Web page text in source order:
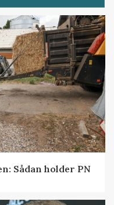
Sådan holder PN